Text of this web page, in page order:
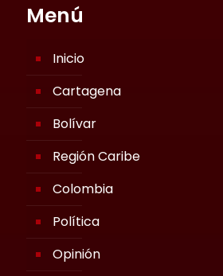
Menú
Inicio
Cartagena
Bolívar
Región Caribe
Colombia
Política
Opinión